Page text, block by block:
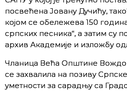
посвећена Јовану Дучићу,
којом се обележева 150
српских песника“, а затим су
архив Академије и изложбу
Чланица Већа Општине
се захвалила на позиву
уметности за сарадњу са